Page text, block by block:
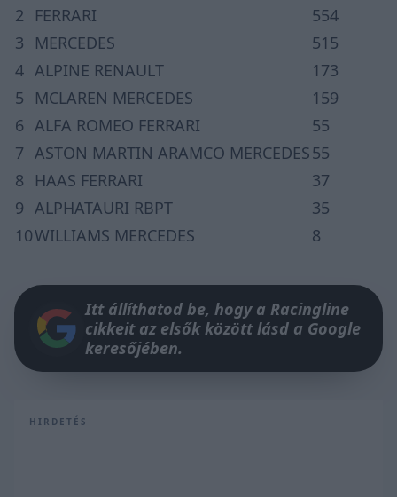
2 FERRARI
554
3
MERCEDES
515
4 ALPINE RENAULT
173
5
MCLAREN MERCEDES
159
6 ALFA ROMEO FERRARI
55
7 ASTON MARTIN ARAMCO MERCEDES55
8
HAAS FERRARI
37
9 ALPHATAURI RBPT
35
10WILLIAMS MERCEDES 8
Itt állíthatod be, hogy a Racingline
cikkeit az elsők között lásd a Google
keresőjében.
HIRDETÉS